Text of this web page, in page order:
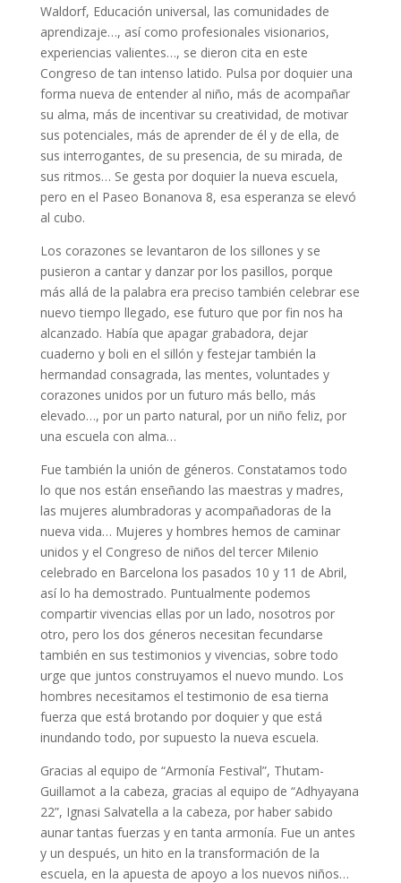
Waldorf, Educación universal, las comunidades de
aprendizaje…, así como profesionales visionarios,
experiencias valientes…, se dieron cita en este
Congreso de tan intenso latido. Pulsa por doquier una
forma nueva de entender al niño, más de acompañar
su alma, más de incentivar su creatividad, de motivar
sus potenciales, más de aprender de él y de ella, de
sus interrogantes, de su presencia, de su mirada, de
sus ritmos… Se gesta por doquier la nueva escuela,
pero en el Paseo Bonanova 8, esa esperanza se elevó
al cubo.
Los corazones se levantaron de los sillones y se
pusieron a cantar y danzar por los pasillos, porque
más allá de la palabra era preciso también celebrar ese
nuevo tiempo llegado, ese futuro que por fin nos ha
alcanzado. Había que apagar grabadora, dejar
cuaderno y boli en el sillón y festejar también la
hermandad consagrada, las mentes, voluntades y
corazones unidos por un futuro más bello, más
elevado…, por un parto natural, por un niño feliz, por
una escuela con alma…
Fue también la unión de géneros. Constatamos todo
lo que nos están enseñando las maestras y madres,
las mujeres alumbradoras y acompañadoras de la
nueva vida… Mujeres y hombres hemos de caminar
unidos y el Congreso de niños del tercer Milenio
celebrado en Barcelona los pasados 10 y 11 de Abril,
así lo ha demostrado. Puntualmente podemos
compartir vivencias ellas por un lado, nosotros por
otro, pero los dos géneros necesitan fecundarse
también en sus testimonios y vivencias, sobre todo
urge que juntos construyamos el nuevo mundo. Los
hombres necesitamos el testimonio de esa tierna
fuerza que está brotando por doquier y que está
inundando todo, por supuesto la nueva escuela.
Gracias al equipo de “Armonía Festival”, Thutam-
Guillamot a la cabeza, gracias al equipo de “Adhyayana
22”, Ignasi Salvatella a la cabeza, por haber sabido
aunar tantas fuerzas y en tanta armonía. Fue un antes
y un después, un hito en la transformación de la
escuela, en la apuesta de apoyo a los nuevos niños…